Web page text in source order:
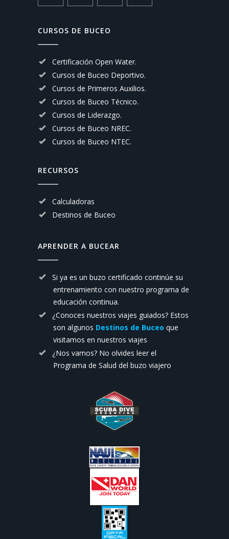
CURSOS DE BUCEO
Certificación Open Water.
Cursos de Buceo Deportivo.
Cursos de Primeros Auxilios.
Cursos de Buceo Técnico.
Cursos de Liderazgo.
Cursos de Buceo NREC.
Cursos de Buceo NTEC.
RECURSOS
Calculadoras
Destinos de Buceo
APRENDER A BUCEAR
Si ya es un buzo certificado continúe su
entrenamiento con nuestro programa de
educación continua.
¿Conoces nuestros viajes guiados? Estos
son algunos Destinos de Buceo que
visitamos en nuestros viajes
¿Nos vamos? No olvides leer el
Programa de Salud del buzo viajero